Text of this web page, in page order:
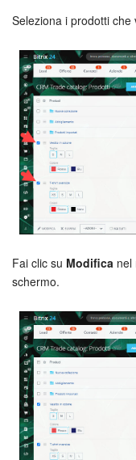
Incarichi e
Progetti IA
CRM
Prenotazione
Contact Center
Sales Center
Generatore BI
Bitrix24
Siti e store
Online store
Dipendenti
Seleziona i prodotti che
Fai clic su Modifica nel
schermo.